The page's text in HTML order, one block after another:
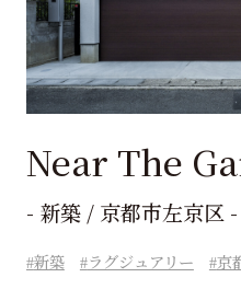
Near The
- 新築 / 京都市左京区 -
新築 ラグジュアリー 京